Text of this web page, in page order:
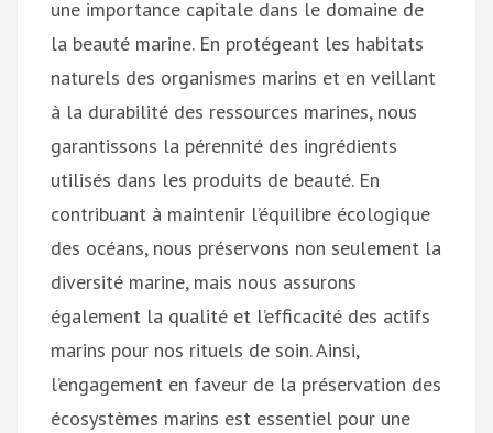
une importance capitale dans le domaine de
la beauté marine. En protégeant les habitats
naturels des organismes marins et en veillant
à la durabilité des ressources marines, nous
garantissons la pérennité des ingrédients
utilisés dans les produits de beauté. En
contribuant à maintenir l’équilibre écologique
des océans, nous préservons non seulement la
diversité marine, mais nous assurons
également la qualité et l’efficacité des actifs
marins pour nos rituels de soin. Ainsi,
l’engagement en faveur de la préservation des
écosystèmes marins est essentiel pour une